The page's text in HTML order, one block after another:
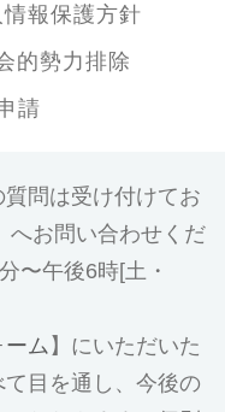
報保護方針
的勢力排除
請
問は受け付けてお
へお問い合わせくだ
〜午後6時[土・
ム 】にいただいた
目を通し、今後の